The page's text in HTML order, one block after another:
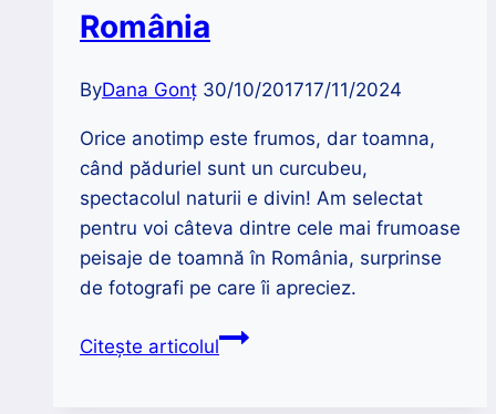
România
ByDana Gonț 30/10/201717/11/2024
Orice anotimp este frumos, dar toamna,
când păduriel sunt un curcubeu,
spectacolul naturii e divin! Am selectat
pentru voi câteva dintre cele mai frumoase
peisaje de toamnă în România, surprinse
de fotografi pe care îi apreciez.
Citește articolulCele